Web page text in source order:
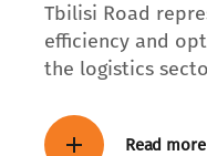
Tbilisi Road
efficiency and
the logistics
Read more